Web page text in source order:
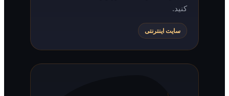
سایت اینترنتی